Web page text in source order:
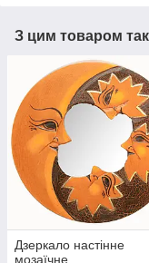
З цим товаром
Дзеркало настінне
мозаїчне